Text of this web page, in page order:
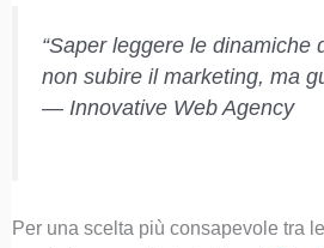
“Saper leggere le dinamiche
non subire il marketing, ma
— Innovative Web Agency
Per una scelta più consapevole tra